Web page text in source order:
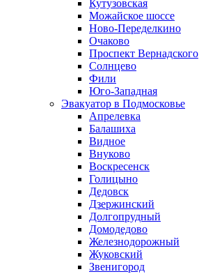
Кутузовская
Можайское шоссе
Ново-Переделкино
Очаково
Проспект Вернадского
Солнцево
Фили
Юго-Западная
Эвакуатор в Подмосковье
Апрелевка
Балашиха
Видное
Внуково
Воскресенск
Голицыно
Дедовск
Дзержинский
Долгопрудный
Домодедово
Железнодорожный
Жуковский
Звенигород